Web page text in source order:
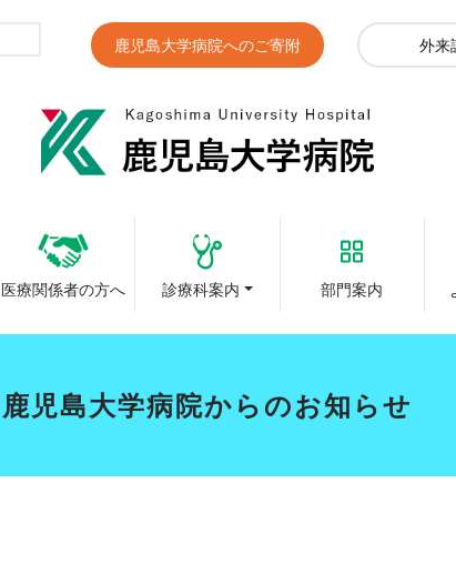
鹿児島大学病院へのご寄附 外来
医療関係者の方へ 診療科案内 部門案内
鹿児島大学病院からのお知らせ